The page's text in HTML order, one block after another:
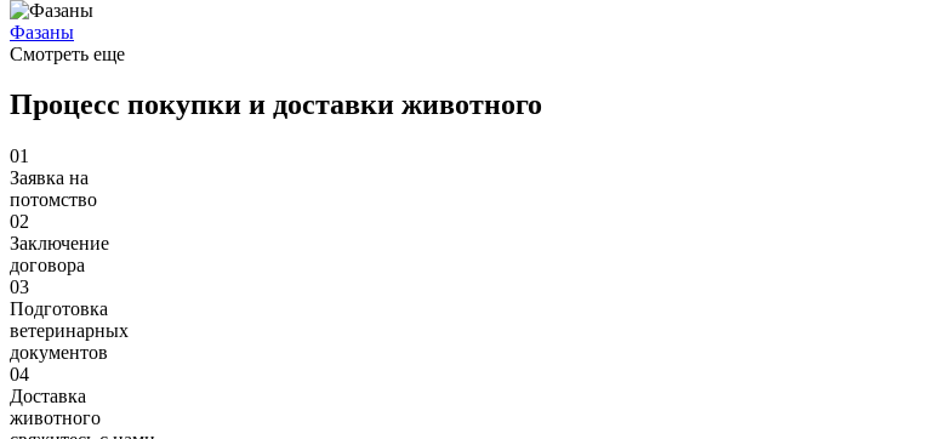
Фазаны
Смотреть еще
Процесс покупки и доставки животного
01
Заявка на
потомство
02
Заключение
договора
03
Подготовка
ветеринарных
документов
04
Доставка
животного